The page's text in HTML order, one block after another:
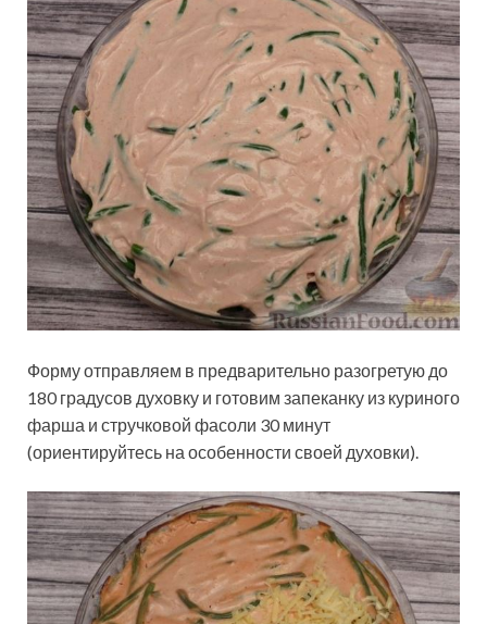
Форму отправляем в предварительно разогретую до
180 градусов духовку и готовим запеканку из куриного
фарша и стручковой фасоли 30 минут
(ориентируйтесь на особенности своей духовки).